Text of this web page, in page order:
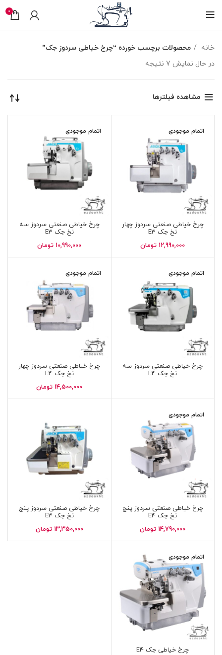
0
خانه
محصولات برچسب خورده “چرخ خیاطی سردوز جک”
در حال نمایش 7 نتیجه
مشاهده فیلترها
اتمام موجودی
چرخ خیاطی صنعتی سردوز چهار
نخ جک E3
12,990,000 تومان
اتمام موجودی
چرخ خیاطی صنعتی سردوز سه
نخ جک E3
10,990,000 تومان
اتمام موجودی
چرخ خیاطی صنعتی سردوز سه
نخ جک E4
اتمام موجودی
چرخ خیاطی صنعتی سردوز چهار
نخ جک E4
14,500,000 تومان
اتمام موجودی
چرخ خیاطی صنعتی سردوز پنج
نخ جک E4
14,790,000 تومان
چرخ خیاطی صنعتی سردوز پنج
نخ جک E3
13,350,000 تومان
اتمام موجودی
چرخ خیاطی جک E4